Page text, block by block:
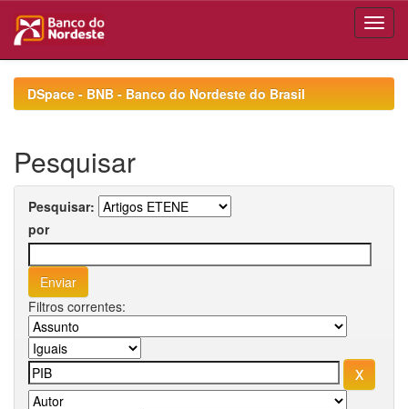
navigationDSpace - BNB - Banco do Nordeste do Brasil
Pesquisar
Pesquisar:
por
Filtros correntes: